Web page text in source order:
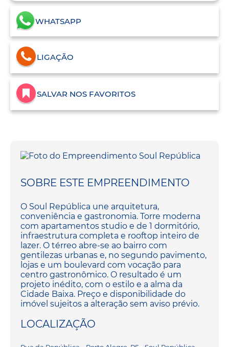
WHATSAPP
LIGAÇÃO
SALVAR NOS FAVORITOS
SOBRE ESTE EMPREENDIMENTO
O Soul República une arquitetura,
conveniência e gastronomia. Torre moderna
com apartamentos studio e de 1 dormitório,
infraestrutura completa e rooftop inteiro de
lazer. O térreo abre-se ao bairro com
gentilezas urbanas e, no segundo pavimento,
lojas e um boulevard com vocação para
centro gastronômico. O resultado é um
projeto inédito, com o estilo e a alma da
Cidade Baixa. Preço e disponibilidade do
imóvel sujeitos a alteração sem aviso prévio.
LOCALIZAÇÃO